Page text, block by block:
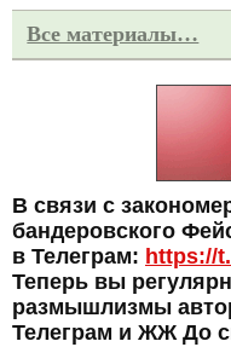
Все материалы…
В связи с
бандеровского
в Телеграм: https://
Теперь вы
размышлизмы
Телеграм и ЖЖ До